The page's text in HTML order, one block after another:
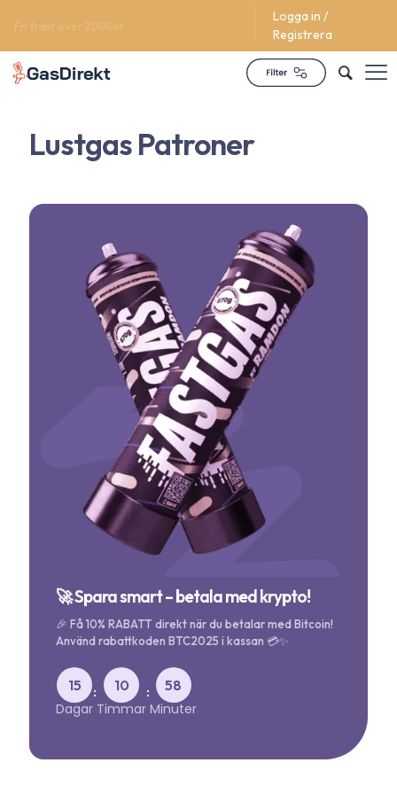
Supporttjänst dygnet runt
Logga in /
Registrera
Lustgas Patroner
🚀 Spara smart – betala med krypto!
🎉 Få 10% RABATT direkt när du betalar med Bitcoin!
Använd rabattkoden BTC2025 i kassan 💳✨
15
Dagar
:
10
Timmar
:
58
Minuter